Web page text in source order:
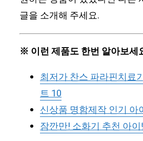
글을 소개해 주세요.
※ 이런 제품도 한번 알아보세
최저가 찬스 파라핀치료
트 10
신상품 명함제작 인기 아
잠깐만! 소화기 추천 아